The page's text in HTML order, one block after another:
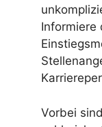
Informiere
Vorbei